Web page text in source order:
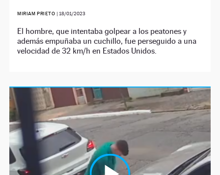
MIRIAM PRIETO | 18/01/2023
El hombre, que intentaba golpear a los peatones y
además empuñaba un cuchillo, fue perseguido a una
velocidad de 32 km/h en Estados Unidos.